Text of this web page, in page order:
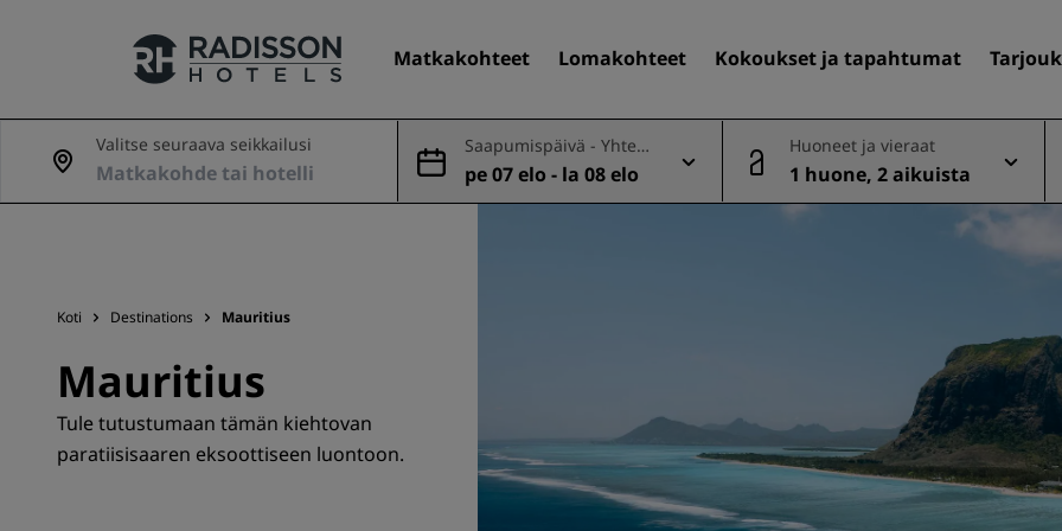
Matkakohteet Lomakohteet Kokoukset ja tapahtumat
Hotelliketjumme
Löydä itsellesi hotelli
Lentokenttähotellit
Uudet ja tulevat hotellit
Kokoukset ja
Tutustu Radisson
Valitse seuraava seikkailusi
Saapumispäivä - Yhtee
nveto
pe 07 elo - la 08 elo
Huoneet ja vieraat
1 huone, 2 aikuista
Koti Destinations Mauritius
Mauritius
Tule tutustumaan tämän kiehtovan
paratiisisaaren eksoottiseen luontoon.